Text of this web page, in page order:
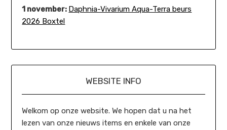
1 november: Daphnia-Vivarium Aqua-Terra beurs
2026 Boxtel
WEBSITE INFO
Welkom op onze website. We hopen dat u na het
lezen van onze nieuws items en enkele van onze